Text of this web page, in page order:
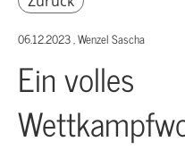
06.12.2023, Wenzel Sascha
Ein volles